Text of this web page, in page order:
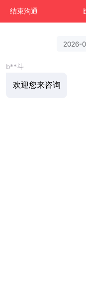
结束沟通
2026-
b**斗
欢迎您来咨询